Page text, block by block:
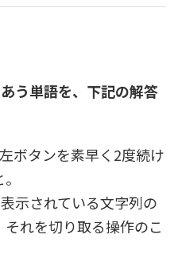
う単語を、下記の解答
ンを素早く2度続け
れている文字列の
れを切り取る操作のこ